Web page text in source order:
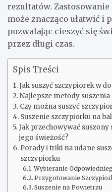
rezultatów.
może znacząco ułatwić i
pozwalając cieszyć się
przez długi czas.
Spis Treści
Jak suszyć szczypiorek w
Najlepsze metody
Czy można suszyć
Suszenie szczypiorku na
Jak przechowywać suszony
jego świeżość?
Porady i triki na udane
szczypiorku
Wybieranie
Przygotowanie
Suszenie na Powietrzu